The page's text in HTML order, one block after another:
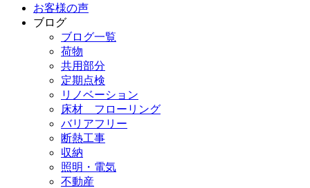
お客様の声
ブログ
ブログ一覧
荷物
共用部分
定期点検
リノベーション
床材 フローリング
バリアフリー
断熱工事
収納
照明・電気
不動産